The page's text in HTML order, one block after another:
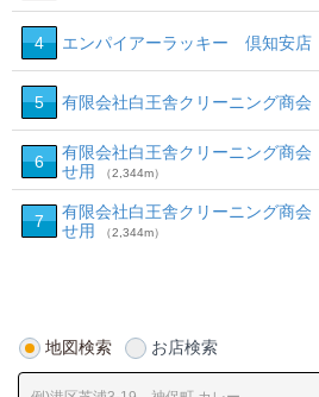
4 エンパイアーラッキー 倶知安店
5 有限会社白王舎クリーニング商会
6
有限会社白王舎クリーニング商
せ用
（2,344m）
7
有限会社白王舎クリーニング商
せ用
（2,344m）
地図検索 お店検索